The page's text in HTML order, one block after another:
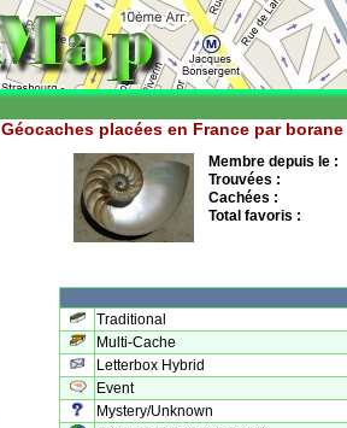
Géocaches placées en France par borane
Membre depuis le :
Trouvées :
Cachées :
Total favoris :
Traditional
Multi-Cache
Letterbox Hybrid
Event
Mystery/Unknown